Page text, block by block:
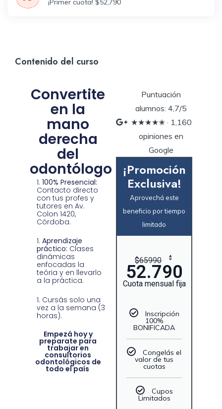
¡Primer cuota! $52,790
Contenido del curso
Convertite
en la
mano
derecha
del
odontólogo
100% Presencial:
Contacto directo
con tus profes y
tutores en Av.
Colon 1420,
Córdoba.
Aprendizaje
práctico: Clases
dinámicas
enfocadas la
teória y en llevarlo
a la práctica.
Cursás solo una
vez a la semana (3
horas).
Empezá hoy y
preparate para
trabajar en
consultorios
odontológicos de
todo el país
Puntuación
alumnos: 4,7/5
★★★★✬ · ‎1,160
opiniones en
Google
¡Promoción
Exclusiva!
Aprovechá este
beneficio por tiempo
limitado
$65990 $
52.790
Cuota mensual fija
Inscripción
100%
BONIFICADA
Congelás el
valor de tus
cuotas
Cupos
Limitados